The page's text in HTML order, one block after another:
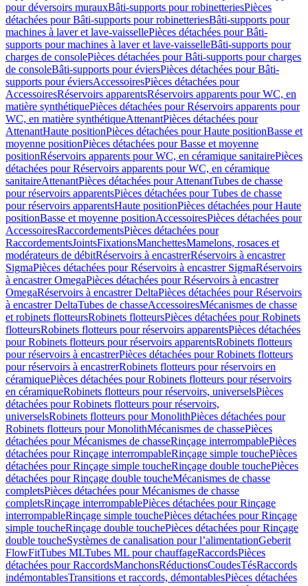
pour déversoirs murauxBâti-supports pour robinetteriesPièces
détachées pour Bâti-supports pour robinetteriesBâti-supports pour
machines à laver et lave-vaissellePièces détachées pour Bâti-
supports pour machines à laver et lave-vaisselleBâti-supports pour
charges de consolePièces détachées pour Bâti-supports pour charges
de consoleBâti-supports pour éviersPièces détachées pour Bâti-
supports pour éviersAccessoiresPièces détachées pour
AccessoiresRéservoirs apparentsRéservoirs apparents pour WC, en
matière synthétiquePièces détachées pour Réservoirs apparents pour
WC, en matière synthétiqueAttenantPièces détachées pour
AttenantHaute positionPièces détachées pour Haute positionBasse et
moyenne positionPièces détachées pour Basse et moyenne
positionRéservoirs apparents pour WC, en céramique sanitairePièces
détachées pour Réservoirs apparents pour WC, en céramique
sanitaireAttenantPièces détachées pour AttenantTubes de chasse
pour réservoirs apparentsPièces détachées pour Tubes de chasse
pour réservoirs apparentsHaute positionPièces détachées pour Haute
positionBasse et moyenne positionAccessoiresPièces détachées pour
AccessoiresRaccordementsPièces détachées pour
RaccordementsJointsFixationsManchettesMamelons, rosaces et
modérateurs de débitRéservoirs à encastrerRéservoirs à encastrer
SigmaPièces détachées pour Réservoirs à encastrer SigmaRéservoirs
à encastrer OmegaPièces détachées pour Réservoirs à encastrer
OmegaRéservoirs à encastrer DeltaPièces détachées pour Réservoirs
à encastrer DeltaTubes de chasseAccessoiresMécanismes de chasse
et robinets flotteursRobinets flotteursPièces détachées pour Robinets
flotteursRobinets flotteurs pour réservoirs apparentsPièces détachées
pour Robinets flotteurs pour réservoirs apparentsRobinets flotteurs
pour réservoirs à encastrerPièces détachées pour Robinets flotteurs
pour réservoirs à encastrerRobinets flotteurs pour réservoirs en
céramiquePièces détachées pour Robinets flotteurs pour réservoirs
en céramiqueRobinets flotteurs pour réservoirs, universelsPièces
détachées pour Robinets flotteurs pour réservoirs,
universelsRobinets flotteurs pour MonolithPièces détachées pour
Robinets flotteurs pour MonolithMécanismes de chassePièces
détachées pour Mécanismes de chasseRinçage interrompablePièces
détachées pour Rinçage interrompableRinçage simple touchePièces
détachées pour Rinçage simple toucheRinçage double touchePièces
détachées pour Rinçage double toucheMécanismes de chasse
completsPièces détachées pour Mécanismes de chasse
completsRinçage interrompablePièces détachées pour Rinçage
interrompableRinçage simple touchePièces détachées pour Rinçage
simple toucheRinçage double touchePièces détachées pour Rinçage
double toucheSystèmes de canalisation pour l’alimentationGeberit
FlowFitTubes MLTubes ML pour chauffageRaccordsPièces
détachées pour RaccordsManchonsRéductionsCoudesTésRaccords
indémontablesTransitions et raccords, démontablesPièces détachées